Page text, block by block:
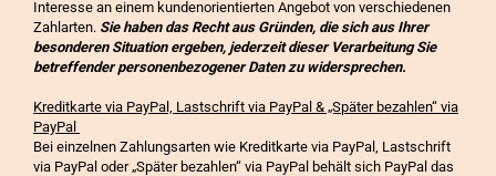
Interesse an einem kundenorientierten Angebot von verschiedenen
Zahlarten. Sie haben das Recht aus Gründen, die sich aus Ihrer
besonderen Situation ergeben, jederzeit dieser Verarbeitung Sie
betreffender personenbezogener Daten zu widersprechen.
Kreditkarte via PayPal, Lastschrift via PayPal & „Später bezahlen“ via
PayPal
Bei einzelnen Zahlungsarten wie Kreditkarte via PayPal, Lastschrift
via PayPal oder „Später bezahlen“ via PayPal behält sich PayPal das